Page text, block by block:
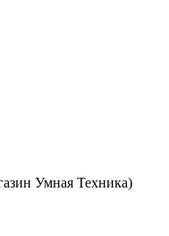
Умная Техника)